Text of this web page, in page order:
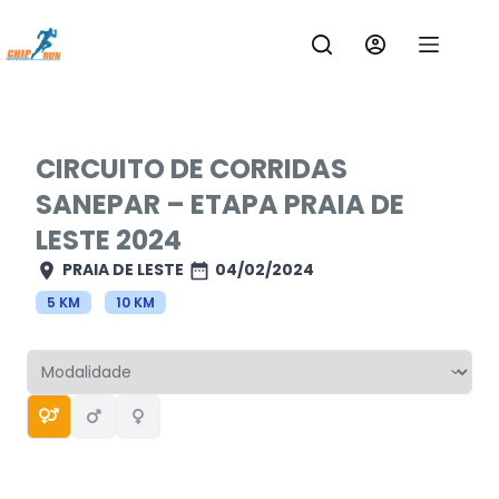
o
CIRCUITO DE CORRIDAS
SANEPAR – ETAPA PRAIA DE
LESTE 2024
PRAIA DE LESTE 04/02/2024
5 KM 10 KM